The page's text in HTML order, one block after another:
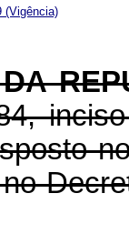
(Vigência)